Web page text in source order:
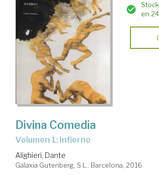
en
Divina Comedia
Volumen 1: Infierno
Alighieri, Dante
Galaxia Gutenberg, S.L.. Barcelona, 2016